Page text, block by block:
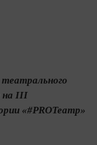
на III
«#PROТеатр»